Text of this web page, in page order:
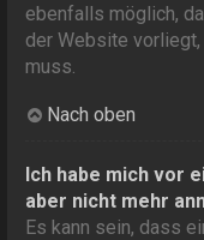
ebenfalls möglich,
der Website
muss.
Nach oben
Ich habe mich vor
aber nicht mehr
Es kann sein, dass